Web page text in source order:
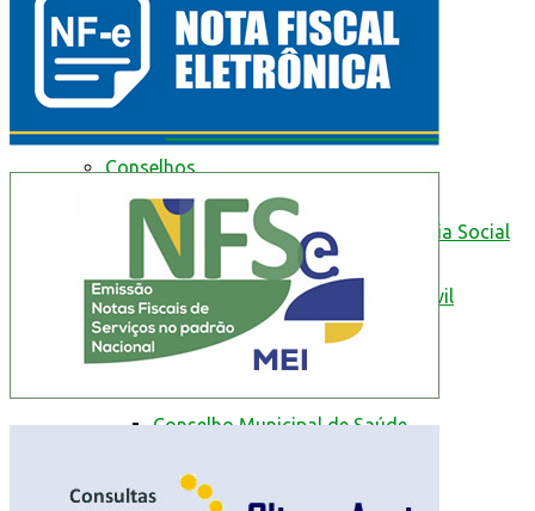
da Prefeitura de Mantena
Cidadão Web
Conselhos
Conselho Municipal de Assistência Social
Conselho Municipal de Defesa Civil
Conselho Municipal de Educação
Conselho Municipal de Saúde
Contas Públicas